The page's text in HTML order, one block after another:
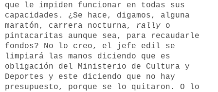
que le impiden funcionar en todas sus
capacidades. ¿Se hace, digamos, alguna
maratón, carrera nocturna, rally o
pintacaritas aunque sea, para recaudarle
fondos? No lo creo, el jefe edil se
limpiará las manos diciendo que es
obligación del Ministerio de Cultura y
Deportes y este diciendo que no hay
presupuesto,
porque se lo quitaron. O lo